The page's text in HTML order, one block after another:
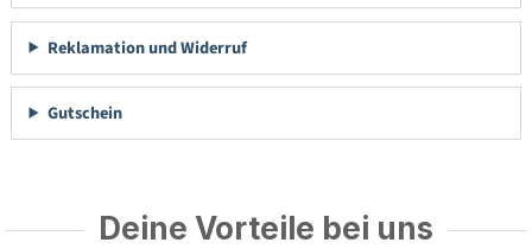
Reklamation und Widerruf
Gutschein
Deine Vorteile bei uns